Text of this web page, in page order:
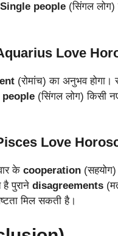
Single people (सिंगल लोग)
Love
(रोमांच) का अनुभव होगा।
(सिंगल लोग) किसी
Love
के cooperation
पुराने disagreements
मिल सकती है।